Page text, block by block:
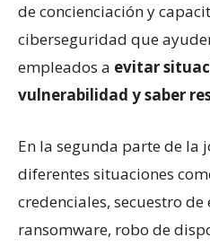
de concienciación y
ciberseguridad que
empleados a evitar
vulnerabilidad y saber
En la segunda parte de la
diferentes situaciones
credenciales, secuestro
ransomware, robo de